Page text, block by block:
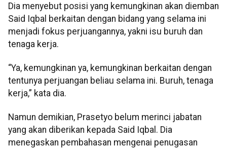
Dia menyebut posisi yang kemungkinan akan diemban
Said Iqbal berkaitan dengan bidang yang selama ini
menjadi fokus perjuangannya, yakni isu buruh dan
tenaga kerja.
“Ya, kemungkinan ya, kemungkinan berkaitan dengan
tentunya perjuangan beliau selama ini. Buruh, tenaga
kerja,” kata dia.
Namun demikian, Prasetyo belum merinci jabatan
yang akan diberikan kepada Said Iqbal. Dia
menegaskan pembahasan mengenai penugasan